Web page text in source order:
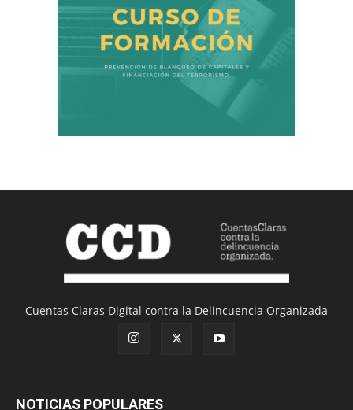
Cuentas Claras Digital contra la Delincuencia Organizada
NOTICIAS POPULARES